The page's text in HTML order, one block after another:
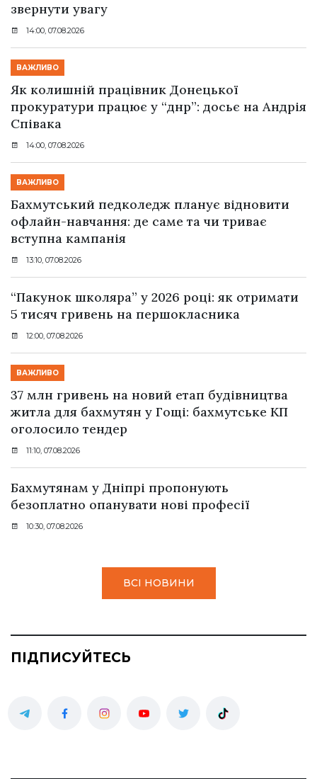
звернути увагу
14:00, 07.08.2026
ВАЖЛИВО
Як колишній працівник Донецької
прокуратури працює у “днр”: досьє на Андрія
Співака
14:00, 07.08.2026
ВАЖЛИВО
Бахмутський педколедж планує відновити
офлайн-навчання: де саме та чи триває
вступна кампанія
13:10, 07.08.2026
“Пакунок школяра” у 2026 році: як отримати
5 тисяч гривень на першокласника
12:00, 07.08.2026
ВАЖЛИВО
37 млн гривень на новий етап будівництва
житла для бахмутян у Гощі: бахмутське КП
оголосило тендер
11:10, 07.08.2026
Бахмутянам у Дніпрі пропонують
безоплатно опанувати нові професії
10:30, 07.08.2026
ВСІ НОВИНИ
ПІДПИСУЙТЕСЬ